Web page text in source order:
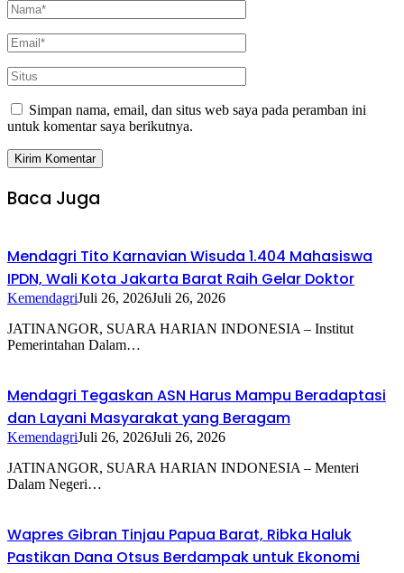
Simpan nama, email, dan situs web saya pada peramban ini
untuk komentar saya berikutnya.
Baca Juga
Mendagri Tito Karnavian Wisuda 1.404 Mahasiswa
IPDN, Wali Kota Jakarta Barat Raih Gelar Doktor
KemendagriJuli 26, 2026Juli 26, 2026
JATINANGOR, SUARA HARIAN INDONESIA – Institut
Pemerintahan Dalam…
Mendagri Tegaskan ASN Harus Mampu Beradaptasi
dan Layani Masyarakat yang Beragam
KemendagriJuli 26, 2026Juli 26, 2026
JATINANGOR, SUARA HARIAN INDONESIA – Menteri
Dalam Negeri…
Wapres Gibran Tinjau Papua Barat, Ribka Haluk
Pastikan Dana Otsus Berdampak untuk Ekonomi